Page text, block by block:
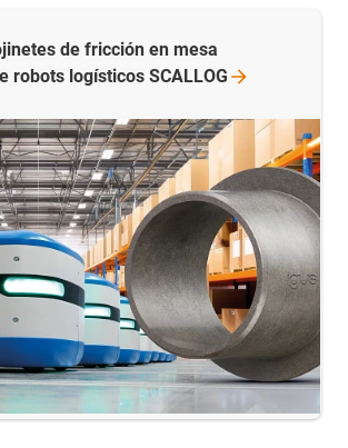
de fricción en mesa
robots logísticos SCALLOG